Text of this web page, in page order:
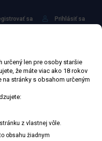
Prihlásiť sa
sa
· Zavírá v 23
určený len pre osoby staršie
že máte viac ako 18 rokov
stránky s obsahom určeným
z vlastnej vôle.
obsahu žiadnym